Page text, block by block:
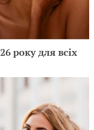
року для всіх